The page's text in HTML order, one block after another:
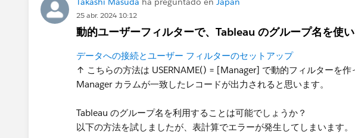
25 abr. 2024 10:12
動的ユーザーフィルターで、Tableau のグループ名を使
データへの接続とユーザー フィルターのセットアップ
↑ こちらの方法は USERNAME() = [Manager] で動的フィルターを作
Manager カラムが一致したレコードが出力されると思います。
Tableau のグループ名を利用することは可能でしょうか？
以下の方法を試しましたが、表計算でエラーが発生してしまいます。